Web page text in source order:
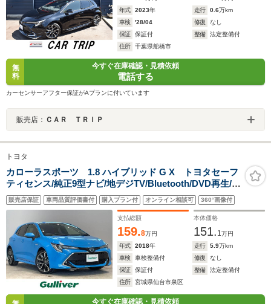
年式
2023年 走行 0.6万km
車検
'28/04 修復
なし
保証
保証付 整備
法定整備付
住所
千葉県船橋市
無
料
今すぐ在庫確認・見積依頼
電話する
カーセンサーアフター保証がAプランに付いています
販売店： ＣＡＲ ＴＲＩＰ
トヨタ
カローラスポーツ 1.8 ハイブリッド G X トヨタセーフ
ティセンス/純正9型ナビ/地デジTV/Bluetooth/DVD再生/ブ
ラインドスポットモニター/バックカメラ/ドライブレコー
ダー/ビルトインETC2.0/電子パーキング/オートブレーキ
ホールド/シートヒーター/禁煙車
販売店保証 車両品質評価書付 購入プラン付 オンライン相談可 360°画像付
支払総額
159.8万円
本体価格
151. 1万円
年式
2018年 走行 5.9万km
車検
車検整備付 修復
なし
保証
保証付 整備
法定整備付
住所
宮城県仙台市泉区
今すぐ在庫確認・見積依頼